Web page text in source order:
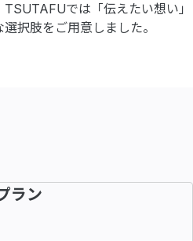
では「伝えたい想い」
択肢をご用意しました。
ラン